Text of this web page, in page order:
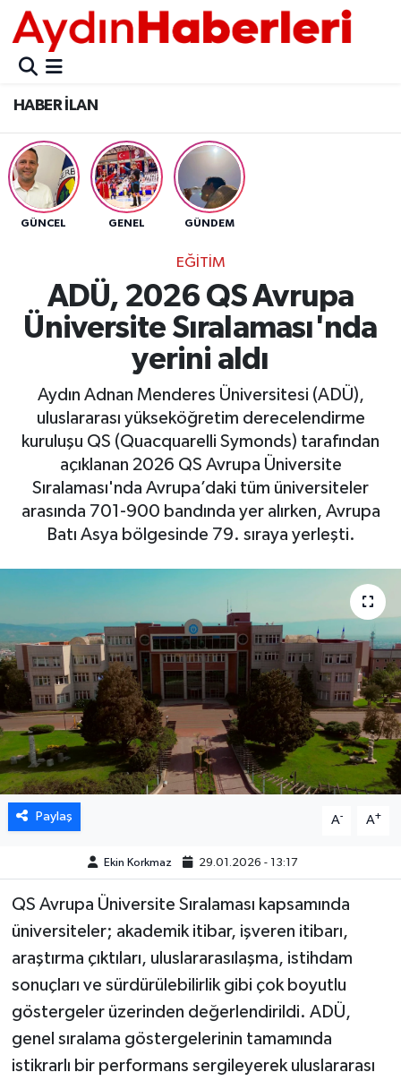
HABER İLAN
GÜNCEL GENEL GÜNDEM
EĞİTİM
ADÜ, 2026 QS Avrupa
Üniversite Sıralaması'nda
yerini aldı
Aydın Adnan Menderes Üniversitesi (ADÜ),
uluslararası yükseköğretim derecelendirme
kuruluşu QS (Quacquarelli Symonds) tarafından
açıklanan 2026 QS Avrupa Üniversite
Sıralaması'nda Avrupa’daki tüm üniversiteler
arasında 701-900 bandında yer alırken, Avrupa
Batı Asya bölgesinde 79. sıraya yerleşti.
Paylaş A- A+
Ekin Korkmaz 29.01.2026 - 13:17
QS Avrupa Üniversite Sıralaması kapsamında
üniversiteler; akademik itibar, işveren itibarı,
araştırma çıktıları, uluslararasılaşma, istihdam
sonuçları ve sürdürülebilirlik gibi çok boyutlu
göstergeler üzerinden değerlendirildi. ADÜ,
genel sıralama göstergelerinin tamamında
istikrarlı bir performans sergileyerek uluslararası
GÜNCEL
POLİTİKA
BELEDİYELER
ASAYİŞ
BÜLTEN
ÇEVRE
DIŞ
DÜNYA
EGE
EĞİTİM
EKOLOJİ VE ÇEVRE
BİLİM VE TEKNOLOJİ
GENEL
GÜNDEM
HABERDE İNSAN
KÜLTÜR SANAT
SAĞLIK
ŞİRKET HABERLERİ
SPOR
Aydın Nöbetçi Eczaneler
Aydın Hava Durumu
Aydin Namaz Vakitleri
Aydın Trafik Yoğunluk Haritası
Süper Lig Puan Durumu ve Fikstür
Tüm Manşetler
Son Dakika Haberleri
Haber Arşivi